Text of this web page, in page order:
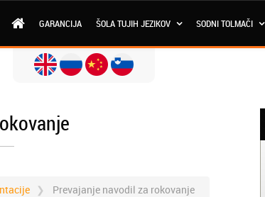
GARANCIJA ŠOLA TUJIH JEZIKOV SODNI TOLMAČI
Prevajanje navodil za rokovanje